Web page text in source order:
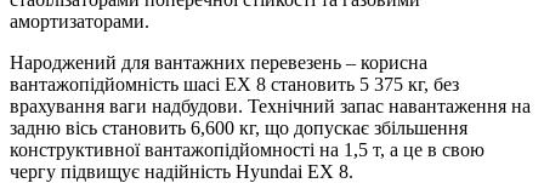
амортизаторами.
Народжений для вантажних перевезень – корисна
вантажопідйомність шасі ЕХ 8 становить 5 375 кг, без
врахування ваги надбудови. Технічний запас навантаження на
задню вісь становить 6,600 кг, що допускає збільшення
конструктивної вантажопідйомності на 1,5 т, а це в свою
чергу підвищує надійність Hyundai EX 8.